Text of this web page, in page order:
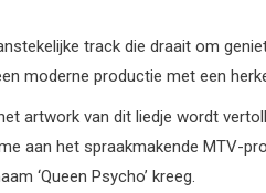
track die draait om
moderne productie met een
artwork van dit liedje wordt
aan het spraakmakende MTV-
‘Queen Psycho’ kreeg.